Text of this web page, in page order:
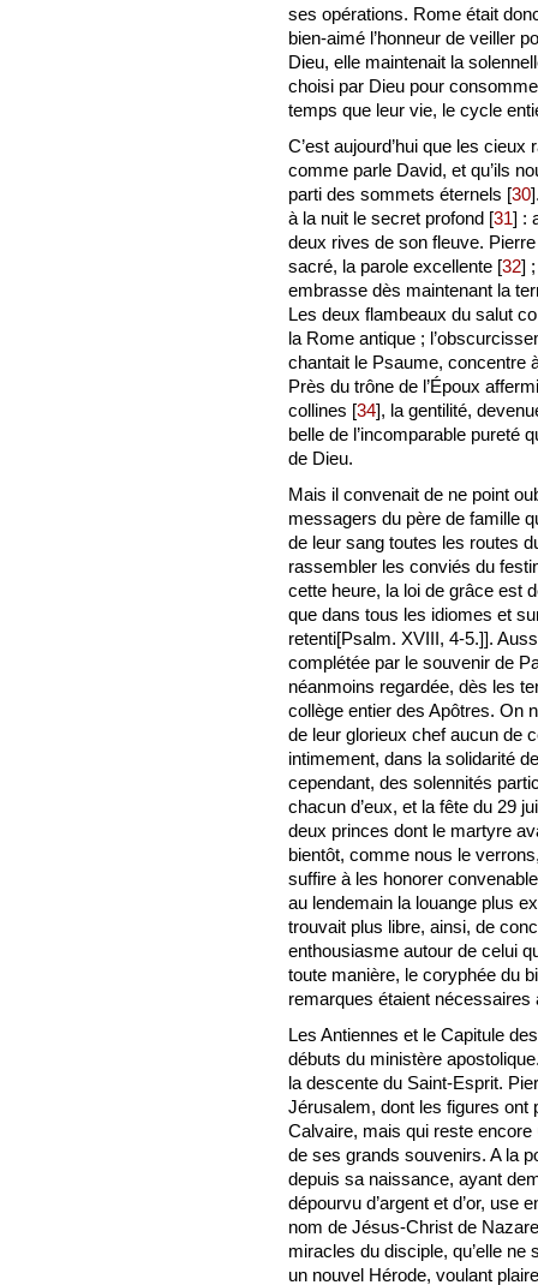
ses opérations. Rome était
bien-aimé l’honneur de veiller
Dieu, elle maintenait la
choisi par Dieu pour
temps que leur vie, le cycle
C’est aujourd’hui que les
comme parle David, et qu’ils
parti des sommets éternels [30]
à la nuit le secret profond [31] :
deux rives de son fleuve.
sacré, la parole excellente [32]
embrasse dès maintenant la
Les deux flambeaux du salut
la Rome antique ;
chantait le Psaume, concentre
Près du trône de l’Époux
collines [34], la gentilité,
belle de l’incomparable pureté
de Dieu.
Mais il convenait de ne point
messagers du père de famille
de leur sang toutes les routes
rassembler les conviés du
cette heure, la loi de grâce est
que dans tous les idiomes et
retenti[Psalm. XVIII, 4-5.]].
complétée par le souvenir de
néanmoins regardée, dès les
collège entier des Apôtres. On
de leur glorieux chef aucun de
intimement, dans la solidarité
cependant, des solennités
chacun d’eux, et la fête du 29
deux princes dont le martyre
bientôt, comme nous le
suffire à les honorer
au lendemain la louange plus
trouvait plus libre, ainsi, de
enthousiasme autour de celui
toute manière, le coryphée du
remarques étaient nécessaires
Les Antiennes et le Capitule
débuts du ministère
la descente du Saint-Esprit.
Jérusalem, dont les figures ont
Calvaire, mais qui reste
de ses grands souvenirs. A la
depuis sa naissance, ayant
dépourvu d’argent et d’or, use
nom de Jésus-Christ de
miracles du disciple, qu’elle ne
un nouvel Hérode, voulant